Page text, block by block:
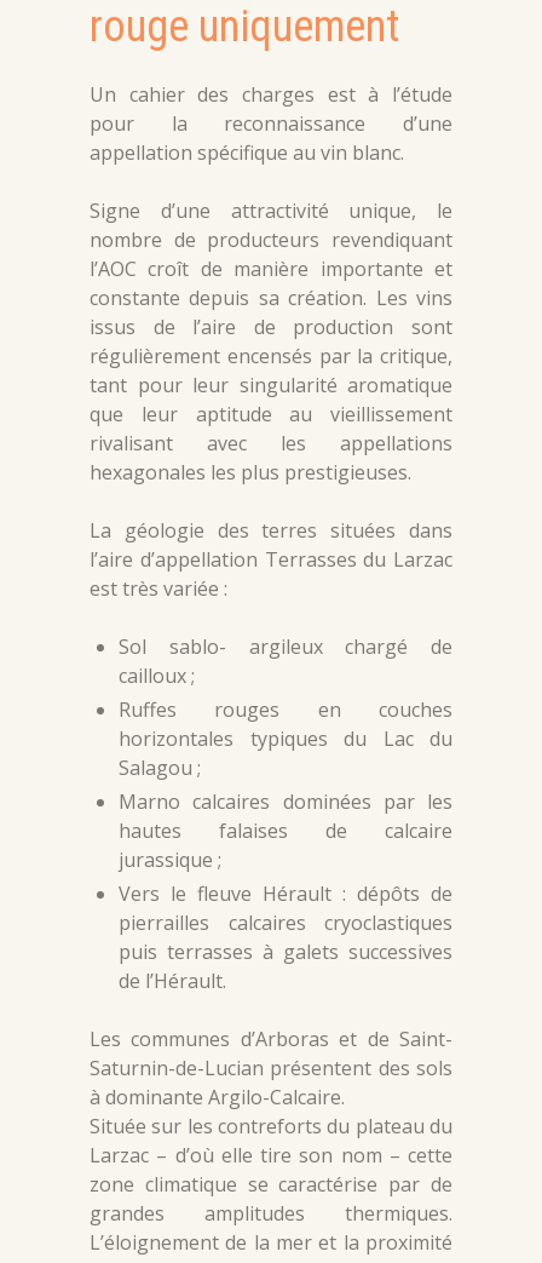
rouge uniquement
Un cahier des charges est à l’étude
pour la reconnaissance d’une
appellation spécifique au vin blanc.
Signe d’une attractivité unique, le
nombre de producteurs revendiquant
l’AOC croît de manière importante et
constante depuis sa création. Les vins
issus de l’aire de production sont
régulièrement encensés par la critique,
tant pour leur singularité aromatique
que leur aptitude au vieillissement
rivalisant avec les appellations
hexagonales les plus prestigieuses.
La géologie des terres situées dans
l’aire d’appellation Terrasses du Larzac
est très variée :
Sol sablo- argileux chargé de
cailloux ;
Ruffes rouges en couches
horizontales typiques du Lac du
Salagou ;
Marno calcaires dominées par les
hautes falaises de calcaire
jurassique ;
Vers le fleuve Hérault : dépôts de
pierrailles calcaires cryoclastiques
puis terrasses à galets successives
de l’Hérault.
Les communes d’Arboras et de Saint-
Saturnin-de-Lucian présentent des sols
à dominante Argilo-Calcaire.
Située sur les contreforts du plateau du
Larzac – d’où elle tire son nom – cette
zone climatique se caractérise par de
grandes amplitudes thermiques.
L’éloignement de la mer et la proximité